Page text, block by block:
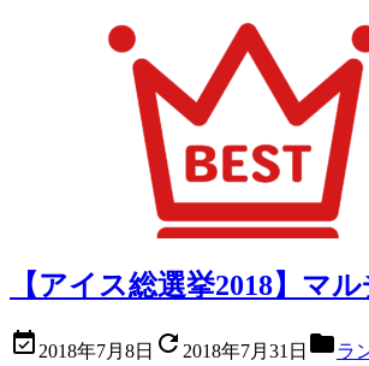
【アイス総選挙2018】マ
 2018年7月8日  2018年7月31日 ラ